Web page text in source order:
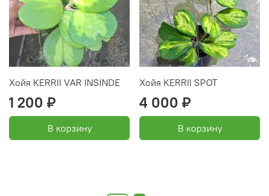
Хойя KERRII VAR INSINDE
1 200 ₽
В корзину
Хойя KERRII SPOT
4 000 ₽
В корзину